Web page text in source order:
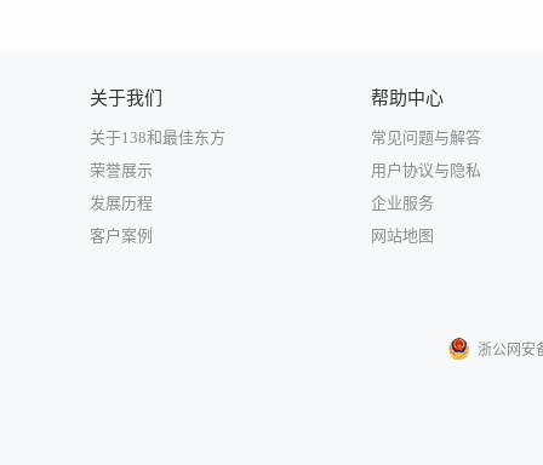
关于我们
关于138和最佳东方
荣誉展示
发展历程
客户案例
帮助中心
常见问题与解答
用户协议与隐私
企业服务
网站地图
浙公网安